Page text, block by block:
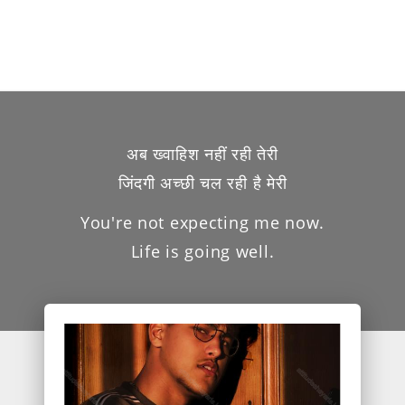
अब ख्वाहिश नहीं रही तेरी
जिंदगी अच्छी चल रही है मेरी
You're not expecting me now.
Life is going well.